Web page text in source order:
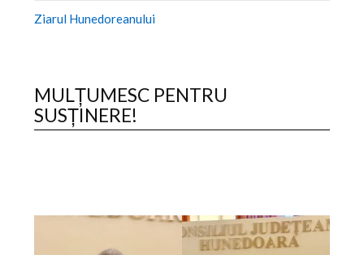
Ziarul Hunedoreanului
MULȚUMESC PENTRU
SUSȚINERE!